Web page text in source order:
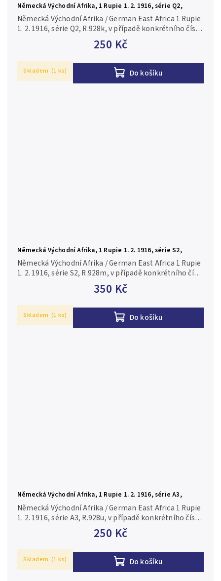
Německá Východní Afrika, 1 Rupie 1. 2. 1916, série Q2,
R.928k
250 Kč
Do košíku
Německá Východní Afrika / German East Africa 1 Rupie
1. 2. 1916, série Q2, R.928k, v případě konkrétního čísla
je foto pouze ilustrační 2+/VF+
Skladem (1 ks)
Německá Východní Afrika, 1 Rupie 1. 2. 1916, série S2,
R.928m
350 Kč
Do košíku
Německá Východní Afrika / German East Africa 1 Rupie
1. 2. 1916, série S2, R.928m, v případě konkrétního čísla
je foto pouze ilustrační 0-/AU-
Skladem (1 ks)
Německá Východní Afrika, 1 Rupie 1. 2. 1916, série A3,
R.928u
250 Kč
Do košíku
Německá Východní Afrika / German East Africa 1 Rupie
1. 2. 1916, série A3, R.928u, v případě konkrétního čísla
je foto pouze ilustrační 2-/F
Skladem (1 ks)